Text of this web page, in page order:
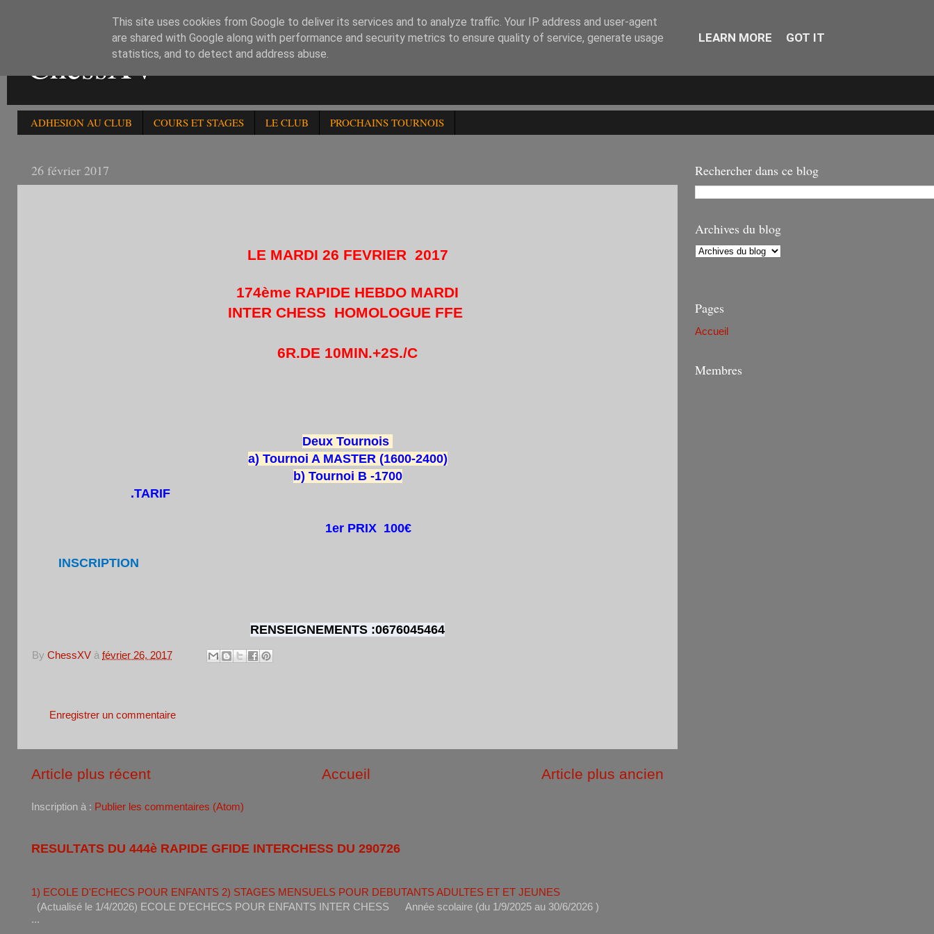
ChessXV
ADHESION AU CLUB COURS ET STAGES LE CLUB PROCHAINS TOURNOIS
26 février 2017
LE MARDI 26 FEVRIER 2017
174ème RAPIDE HEBDO MARDI
INTER CHESS HOMOLOGUE FFE
6R.DE 10MIN.+2S./C
Deux Tournois
a) Tournoi A MASTER (1600-2400)
b) Tournoi B -1700
.TARIF
1er PRIX 100€
INSCRIPTION
RENSEIGNEMENTS :0676045464
By ChessXV à février 26, 2017
Enregistrer un commentaire
Article plus récent Article plus ancien
Accueil
Inscription à : Publier les commentaires (Atom)
RESULTATS DU 444è RAPIDE GFIDE INTERCHESS DU 290726
1) ECOLE D'ECHECS POUR ENFANTS 2) STAGES MENSUELS POUR DEBUTANTS ADULTES ET ET JEUNES
(Actualisé le 1/4/2026) ECOLE D'ECHECS POUR ENFANTS INTER CHESS Année scolaire (du 1/9/2025 au 30/6/2026 )
...
Rechercher dans ce blog
Archives du blog
Pages
Accueil
Membres
This site uses cookies from Google to deliver its services and to analyze traffic. Your IP address and user-agent
are shared with Google along with performance and security metrics to ensure quality of service, generate usage
statistics, and to detect and address abuse.
LEARN MORE GOT IT